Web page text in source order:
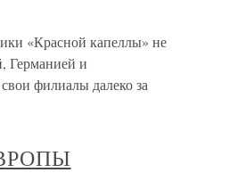
«Красной капеллы» не
Германией и
филиалы далеко за